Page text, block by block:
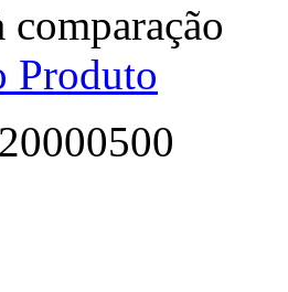
Produto